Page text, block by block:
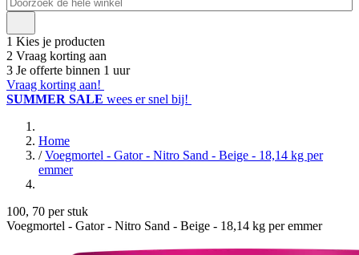
1 Kies je producten
2 Vraag korting aan
3 Je offerte binnen 1 uur
Vraag korting aan!
SUMMER SALE wees er snel bij!
Home
/ Voegmortel - Gator - Nitro Sand - Beige - 18,14 kg per
emmer
100, 70 per stuk
Voegmortel - Gator - Nitro Sand - Beige - 18,14 kg per emmer